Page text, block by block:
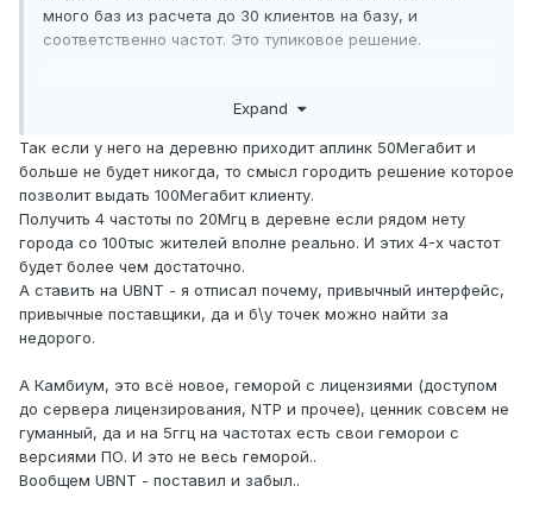
много баз из расчета до 30 клиентов на базу, и
соответственно частот. Это тупиковое решение.
40-60 CPE UBNT M2 на сектор. Дадите клиентам
Можете все 90 клиентов подключить на одну базу ePMP
1000 с тарифом 10 Mbps.
Expand
Так если у него на деревню приходит аплинк 50Мегабит и
больше не будет никогда, то смысл городить решение которое
позволит выдать 100Мегабит клиенту.
Получить 4 частоты по 20Мгц в деревне если рядом нету
города со 100тыс жителей вполне реально. И этих 4-х частот
будет более чем достаточно.
А ставить на UBNT - я отписал почему, привычный интерфейс,
привычные поставщики, да и б\у точек можно найти за
недорого.
А Камбиум, это всё новое, геморой с лицензиями (доступом
до сервера лицензирования, NTP и прочее), ценник совсем не
гуманный, да и на 5ггц на частотах есть свои геморои с
версиями ПО. И это не весь геморой..
Вообщем UBNT - поставил и забыл..